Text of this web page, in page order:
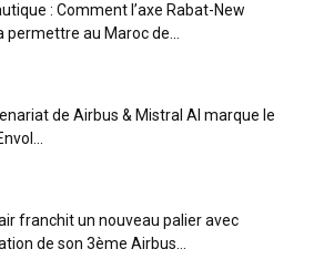
: Comment l’axe Rabat-New
permettre au Maroc de...
de Airbus & Mistral AI marque le
franchit un nouveau palier avec
de son 3ème Airbus...